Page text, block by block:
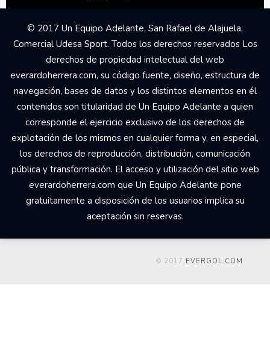
© 2017 Un Equipo Adelante, San Rafael de Alajuela,
Comercial Udesa Sport. Todos los derechos reservados Los
derechos de propiedad intelectual del web
everardoherrera.com, su código fuente, diseño, estructura de
navegación, bases de datos y los distintos elementos en él
contenidos son titularidad de Un Equipo Adelante a quien
corresponde el ejercicio exclusivo de los derechos de
explotación de los mismos en cualquier forma y, en especial,
los derechos de reproducción, distribución, comunicación
pública y transformación. El acceso y utilización del sitio web
everardoherrera.com que Un Equipo Adelante pone
gratuitamente a disposición de los usuarios implica su
aceptación sin reservas.
© 2017 EVERGOL.COM